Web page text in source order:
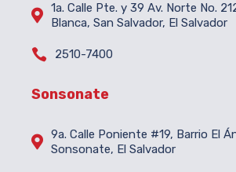
 1a. Calle Pte. y 39 Av. Norte No.
Blanca, San Salvador, El Salvador
 2510-7400
Sonsonate
 9a. Calle Poniente #19, Barrio El
Sonsonate, El Salvador